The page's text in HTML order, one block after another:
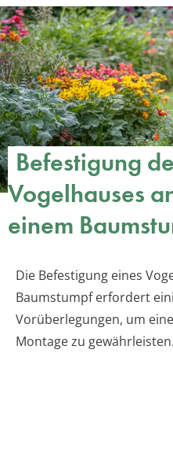
Befestigung
Vogelhauses
einem
Die Befestigung eines
Baumstumpf erfordert
Vorüberlegungen, um
Montage zu gewährleisten.